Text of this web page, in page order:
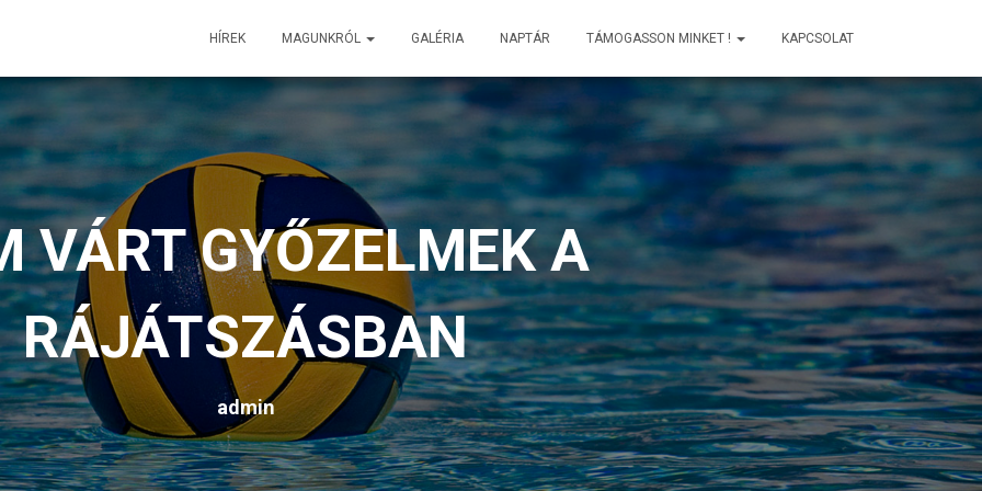
HÍREK MAGUNKRÓL GALÉRIA NAPTÁR TÁMOGASSON MINKET ! KAPCSOLAT
VÁRT GYŐZELMEK A
RÁJÁTSZÁSBAN
admin